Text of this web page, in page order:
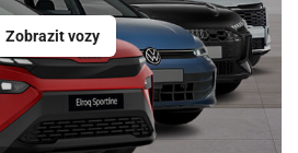
Zobrazit vozy